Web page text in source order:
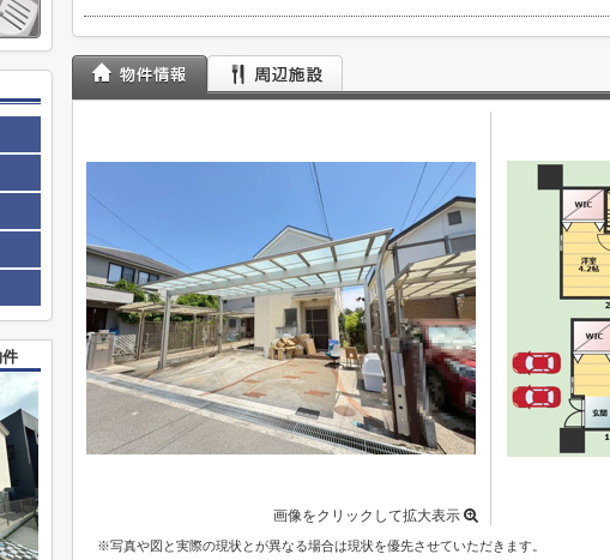
画像をクリックして拡大表示
※写真や図と実際の現状とが異なる場合は現状を優先させていただきます。